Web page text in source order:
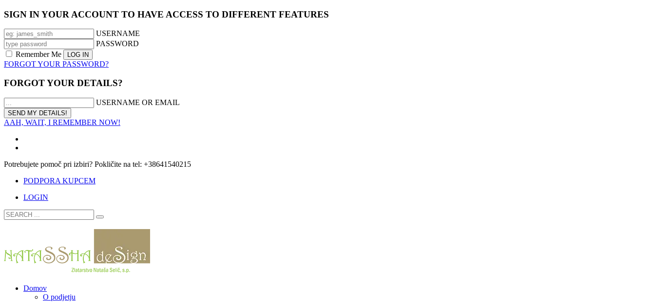
SIGN IN YOUR ACCOUNT TO HAVE ACCESS TO DIFFERENT FEATURES
USERNAME
PASSWORD
Remember Me
FORGOT YOUR PASSWORD?
FORGOT YOUR DETAILS?
USERNAME OR EMAIL
AAH, WAIT, I REMEMBER NOW!
Potrebujete pomoč pri izbiri? Pokličite na tel: +38641540215
PODPORA KUPCEM
LOGIN
Domov
O podjetju